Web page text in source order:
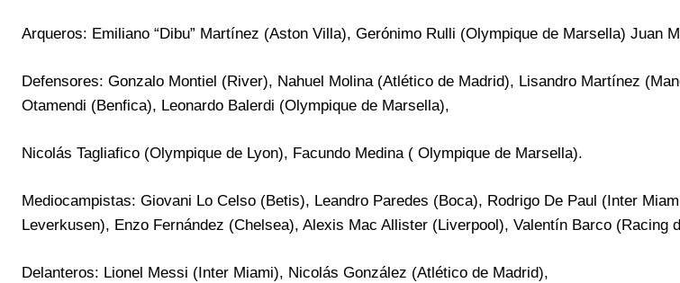
Arqueros: Emiliano “Dibu” Martínez (Aston Villa), Gerónimo Rulli (Olympique de Marsella) Juan
Defensores: Gonzalo Montiel (River), Nahuel Molina (Atlético de Madrid), Lisandro Martínez
Otamendi (Benfica), Leonardo Balerdi (Olympique de Marsella),
Nicolás Tagliafico (Olympique de Lyon), Facundo Medina ( Olympique de Marsella).
Mediocampistas: Giovani Lo Celso (Betis), Leandro Paredes (Boca), Rodrigo De Paul (Inter
Leverkusen), Enzo Fernández (Chelsea), Alexis Mac Allister (Liverpool), Valentín Barco (Racing
Delanteros: Lionel Messi (Inter Miami), Nicolás González (Atlético de Madrid),